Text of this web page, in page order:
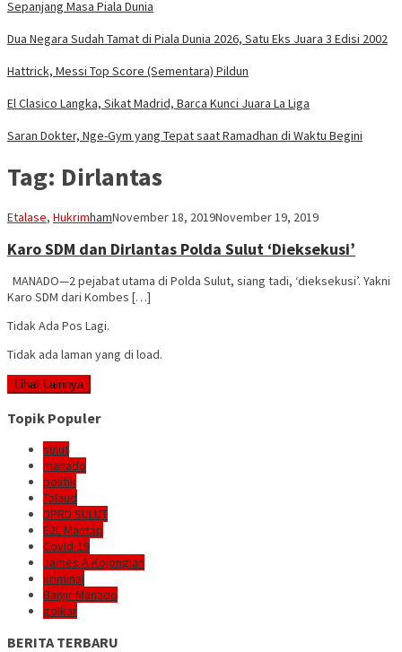
Sepanjang Masa Piala Dunia
Dua Negara Sudah Tamat di Piala Dunia 2026, Satu Eks Juara 3 Edisi 2002
Hattrick, Messi Top Score (Sementara) Pildun
El Clasico Langka, Sikat Madrid, Barca Kunci Juara La Liga
Saran Dokter, Nge-Gym yang Tepat saat Ramadhan di Waktu Begini
Tag: Dirlantas
Etalase, HukrimhamNovember 18, 2019November 19, 2019
Karo SDM dan Dirlantas Polda Sulut ‘Dieksekusi’
MANADO—2 pejabat utama di Polda Sulut, siang tadi, ‘dieksekusi’. Yakni
Karo SDM dari Kombes […]
Tidak Ada Pos Lagi.
Tidak ada laman yang di load.
Lihat Lainnya
Topik Populer
sulut
manado
politik
Talaud
DPRD SULUT
E2L-Mantap
Covid-19
James A Kojongian
kriminal
Banjir Manado
golkar
BERITA TERBARU